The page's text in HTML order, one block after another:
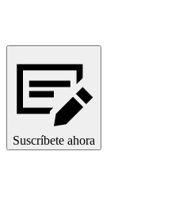
Suscríbete ahora